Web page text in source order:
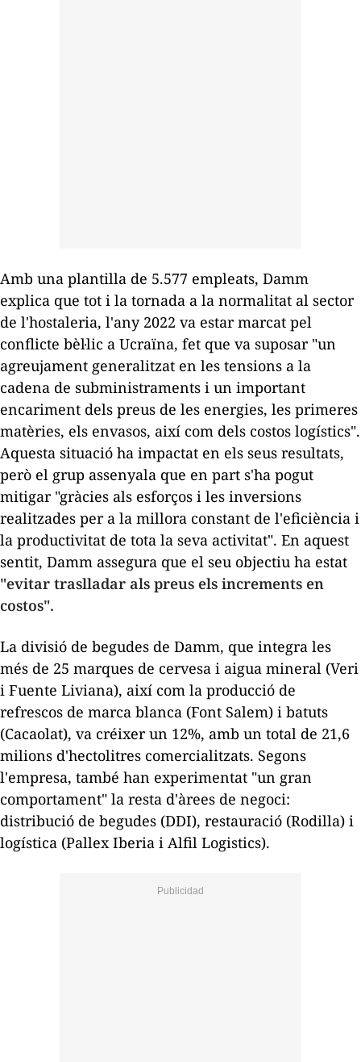
Amb una plantilla de 5.577 empleats, Damm
explica que tot i la tornada a la normalitat al sector
de l'hostaleria, l'any 2022 va estar marcat pel
conflicte bèl·lic a Ucraïna, fet que va suposar "un
agreujament generalitzat en les tensions a la
cadena de subministraments i un important
encariment dels preus de les energies, les primeres
matèries, els envasos, així com dels costos logístics".
Aquesta situació ha impactat en els seus resultats,
però el grup assenyala que en part s'ha pogut
mitigar "gràcies als esforços i les inversions
realitzades per a la millora constant de l'eficiència i
la productivitat de tota la seva activitat". En aquest
sentit, Damm assegura que el seu objectiu ha estat
"evitar traslladar als preus els increments en
costos".
La divisió de begudes de Damm, que integra les
més de 25 marques de cervesa i aigua mineral (Veri
i Fuente Liviana), així com la producció de
refrescos de marca blanca (Font Salem) i batuts
(Cacaolat), va créixer un 12%, amb un total de 21,6
milions d'hectolitres comercialitzats. Segons
l'empresa, també han experimentat "un gran
comportament" la resta d'àrees de negoci:
distribució de begudes (DDI), restauració (Rodilla) i
logística (Pallex Iberia i Alfil Logistics).